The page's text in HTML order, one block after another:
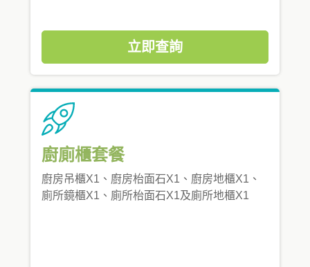
立即查詢
廚廁櫃套餐
廚房吊櫃X1、廚房枱面石X1、廚房地櫃X1、
廁所鏡櫃X1、廁所枱面石X1及廁所地櫃X1